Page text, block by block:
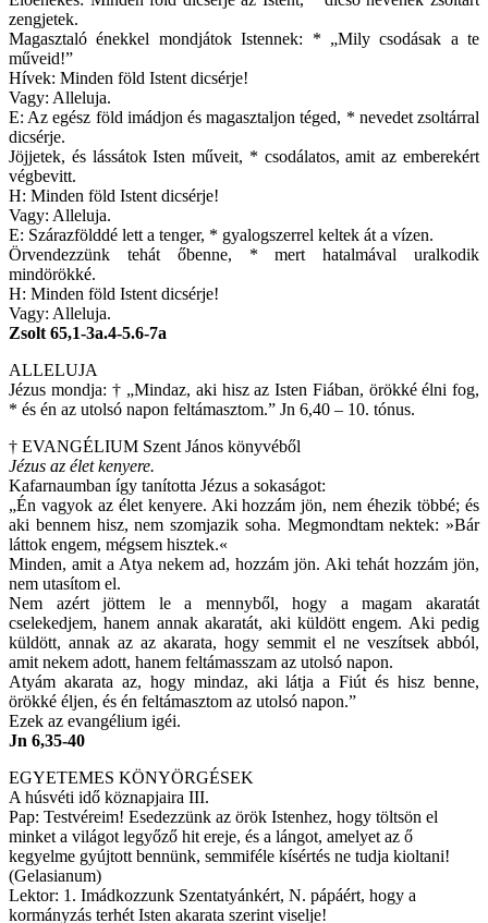
zengjetek.
Magasztaló énekkel mondjátok Istennek: * „Mily csodásak a te
műveid!”
Hívek: Minden föld Istent dicsérje!
Vagy: Alleluja.
E: Az egész föld imádjon és magasztaljon téged, * nevedet zsoltárral
dicsérje.
Jöjjetek, és lássátok Isten műveit, * csodálatos, amit az emberekért
végbevitt.
H: Minden föld Istent dicsérje!
Vagy: Alleluja.
E: Szárazfölddé lett a tenger, * gyalogszerrel keltek át a vízen.
Örvendezzünk tehát őbenne, * mert hatalmával uralkodik
mindörökké.
H: Minden föld Istent dicsérje!
Vagy: Alleluja.
Zsolt 65,1-3a.4-5.6-7a
ALLELUJA
Jézus mondja: † „Mindaz, aki hisz az Isten Fiában, örökké élni fog,
* és én az utolsó napon feltámasztom.” Jn 6,40 – 10. tónus.
† EVANGÉLIUM Szent János könyvéből
Jézus az élet kenyere.
Kafarnaumban így tanította Jézus a sokaságot:
„Én vagyok az élet kenyere. Aki hozzám jön, nem éhezik többé; és
aki bennem hisz, nem szomjazik soha. Megmondtam nektek: »Bár
láttok engem, mégsem hisztek.«
Minden, amit a Atya nekem ad, hozzám jön. Aki tehát hozzám jön,
nem utasítom el.
Nem azért jöttem le a mennyből, hogy a magam akaratát
cselekedjem, hanem annak akaratát, aki küldött engem. Aki pedig
küldött, annak az az akarata, hogy semmit el ne veszítsek abból,
amit nekem adott, hanem feltámasszam az utolsó napon.
Atyám akarata az, hogy mindaz, aki látja a Fiút és hisz benne,
örökké éljen, és én feltámasztom az utolsó napon.”
Ezek az evangélium igéi.
Jn 6,35-40
EGYETEMES KÖNYÖRGÉSEK
A húsvéti idő köznapjaira III.
Pap: Testvéreim! Esedezzünk az örök Istenhez, hogy töltsön el
minket a világot legyőző hit ereje, és a lángot, amelyet az ő
kegyelme gyújtott bennünk, semmiféle kísértés ne tudja kioltani!
(Gelasianum)
Lektor: 1. Imádkozzunk Szentatyánkért, N. pápáért, hogy a
kormányzás terhét Isten akarata szerint viselje!